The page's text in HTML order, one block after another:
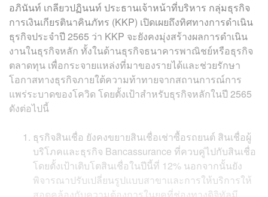
อภินันท์ เกลียวปฏินนท์ ประธานเจ้าหน้าที่บริหาร กลุ่มธุรกิจ
การเงินเกียรตินาคินภัทร (KKP) เปิดเผยถึงทิศทางการดำเนิน
ธุรกิจประจำปี 2565 ว่า KKP จะยังคงมุ่งสร้างผลการดำเนิน
งานในธุรกิจหลัก ทั้งในด้านธุรกิจธนาคารพาณิชย์หรือธุรกิจ
ตลาดทุน เพื่อกระจายแหล่งที่มาของรายได้และช่วยรักษา
โอกาสทางธุรกิจภายใต้ความท้าทายจากสถานการณ์การ
แพร่ระบาดของโควิด โดยตั้งเป้าสำหรับธุรกิจหลักในปี 2565
ดังต่อไปนี้
ธุรกิจสินเชื่อ ยังคงขยายสินเชื่อเช่าซื้อรถยนต์ สินเชื่อผู้
บริโภคและธุรกิจ Bancassurance ที่ควบคู่ไปกับสินเชื่อ
โดยตั้งเป้าเติบโตสินเชื่อในปีนี้ที่ 12% นอกจากนั้นยัง
พิจารณาปรับเปลี่ยนรูปแบบสาขาและการให้บริการให้